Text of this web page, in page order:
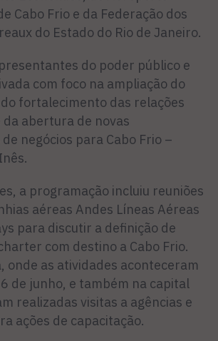
Cabo Frio e da Federação dos
do Estado do Rio de Janeiro.
do poder público e
com foco na ampliação do
fortalecimento das relações
abertura de novas
negócios para Cabo Frio –
a programação incluiu reuniões
aéreas Andes Líneas Aéreas
para discutir a definição de
com destino a Cabo Frio.
onde as atividades aconteceram
de junho, e também na capital
realizadas visitas a agências e
ações de capacitação.